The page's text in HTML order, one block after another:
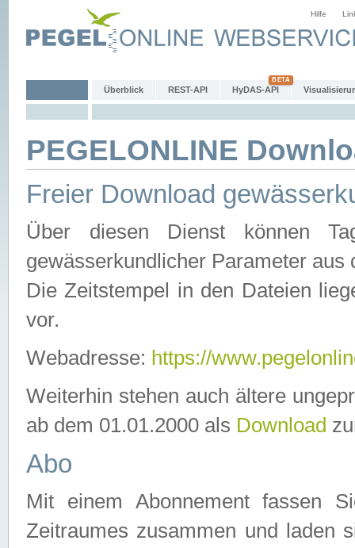
Hilfe
Überblick REST-API HyDAS-API
PEGELONLINE
Freier Download
Über diesen Dienst können
gewässerkundlicher Parameter aus
Die Zeitstempel in den Dateien
vor.
Webadresse: https://
Weiterhin stehen auch ältere
ab dem 01.01.2000 als Download
Abo
Mit einem Abonnement fassen
Zeitraumes zusammen und laden